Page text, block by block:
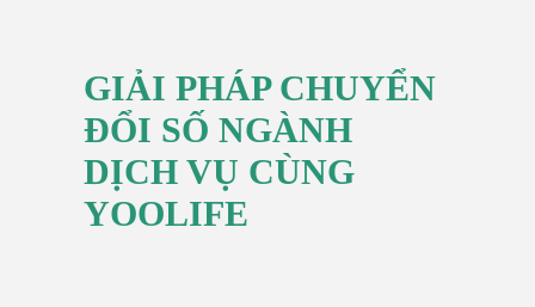
GIẢI PHÁP CHUYỂN
ĐỔI SỐ NGÀNH
DỊCH VỤ CÙNG
YOOLIFE